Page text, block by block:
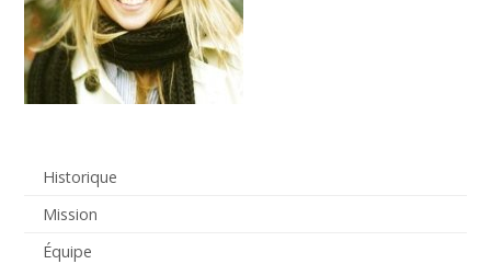
Historique
Mission
Équipe